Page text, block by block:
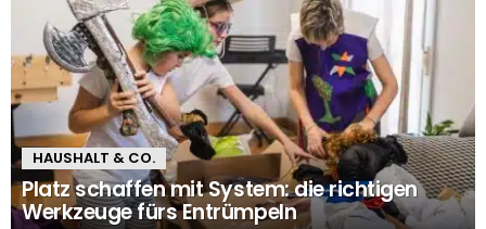
HAUSHALT & CO.
Platz schaffen mit System: die richtigen
Werkzeuge fürs Entrümpeln